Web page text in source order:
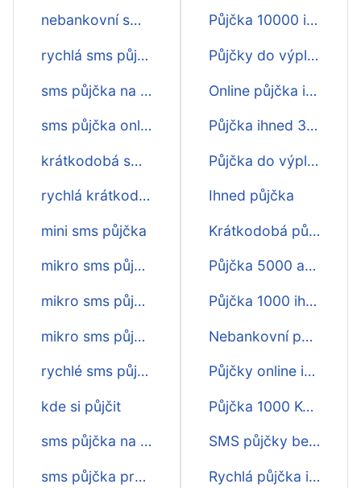
nebankovní sms půjčka ihned na účet
rychlá sms půjčka na op
sms půjčka na občanský průkaz
sms půjčka online ihned
krátkodobá sms půjčka ihned
rychlá krátkodobá sms půjčka
mini sms půjčka
mikro sms půjčky
mikro sms půjčka ihned
mikro sms půjčka online
rychlé sms půjčky ihned
kde si půjčit
sms půjčka na cokoliv
sms půjčka pro každého
Půjčka 10000 ihned na účet
Půjčky do výplaty ihned o víkendu
Online půjčka ihned o víkendu
Půjčka ihned 3000 na účet
Půjčka do výplaty ihned
Ihned půjčka
Krátkodobá půjčka na účet ihned
Půjčka 5000 akce ihned
Půjčka 1000 ihned na účet
Nebankovní půjčka schválení online ihned
Půjčky online ihned
Půjčka 1000 Kč ihned
SMS půjčky bez poplatku ihned
Rychlá půjčka ihned na ruku